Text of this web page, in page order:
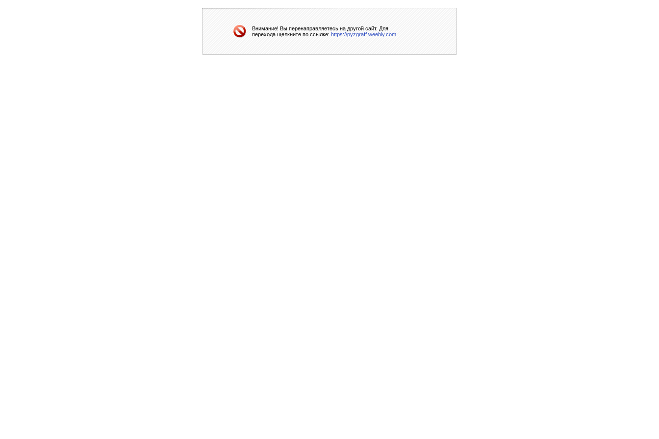
Внимание! Вы перенаправляетесь на другой сайт. Для
перехода щелкните по ссылке: https://pyzgraff.weebly.com